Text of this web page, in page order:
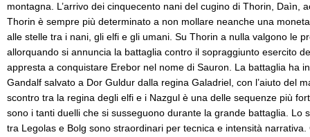
montagna. L’arrivo dei cinquecento nani del cugino di Thorin, Daìn,
Thorin è sempre più determinato a non mollare neanche una moneta
alle stelle tra i nani, gli elfi e gli umani. Su Thorin a nulla valgono le
allorquando si annuncia la battaglia contro il sopraggiunto esercito
appresta a conquistare Erebor nel nome di Sauron. La battaglia ha
Gandalf salvato a Dor Guldur dalla regina Galadriel, con l’aiuto del
scontro tra la regina degli elfi e i Nazgul è una delle sequenze più
sono i tanti duelli che si susseguono durante la grande battaglia. Lo
tra Legolas e Bolg sono straordinari per tecnica e intensità